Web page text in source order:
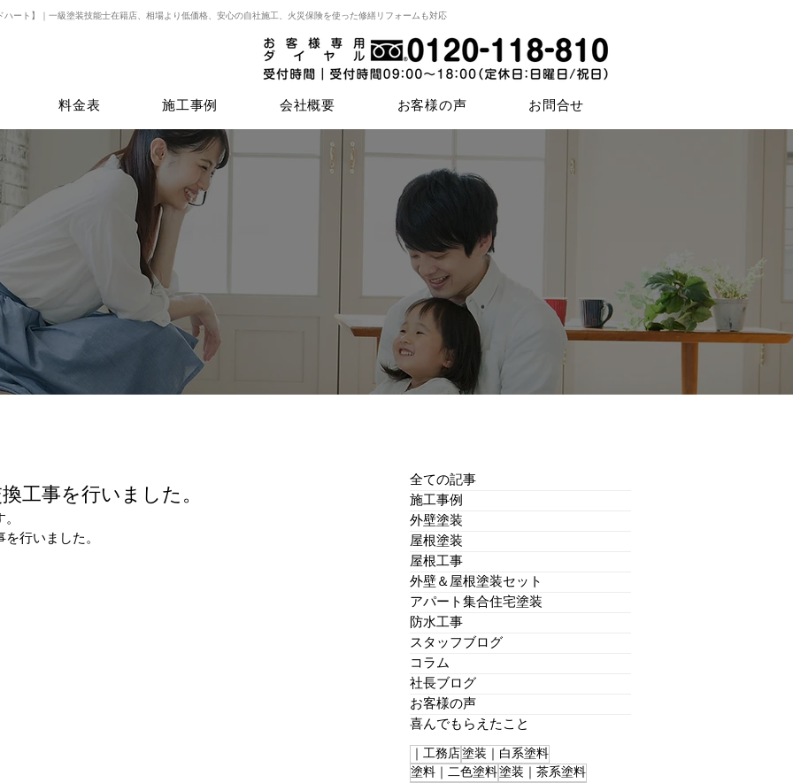
ート】｜一級塗装技能士在籍店、相場より低価格、安心の自社施工、火災保険を使った修繕リフォームも対応
料金表 施工事例 会社概要 お客様の声 お問合せ
工事を行いました。
行いました。
全ての記事
施工事例
外壁塗装
屋根塗装
屋根工事
外壁＆屋根塗装セット
アパート集合住宅塗装
防水工事
スタッフブログ
コラム
社長ブログ
お客様の声
喜んでもらえたこと
｜工務店塗装｜白系塗料
塗料｜二色塗料塗装｜茶系塗料